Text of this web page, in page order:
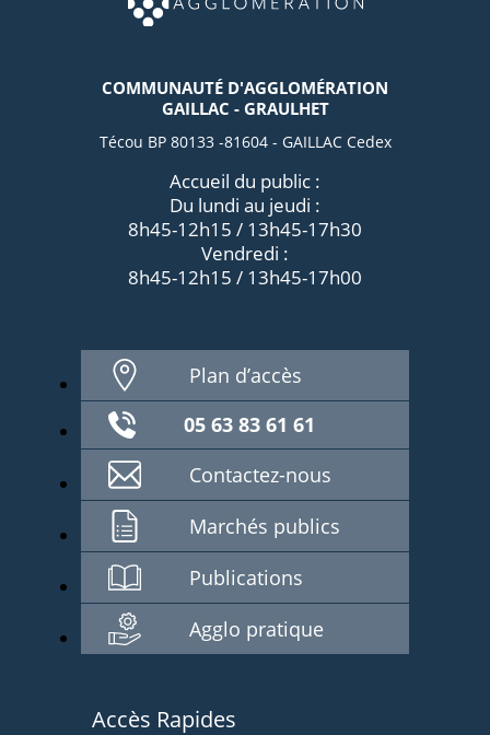
COMMUNAUTÉ D'AGGLOMÉRATION
GAILLAC - GRAULHET
Técou BP 80133 -81604 - GAILLAC Cedex
Accueil du public :
Du lundi au jeudi :
8h45-12h15 / 13h45-17h30
Vendredi :
8h45-12h15 / 13h45-17h00
Plan d’accès
05 63 83 61 61
Contactez-nous
Marchés publics
Publications
Agglo pratique
Accès Rapides